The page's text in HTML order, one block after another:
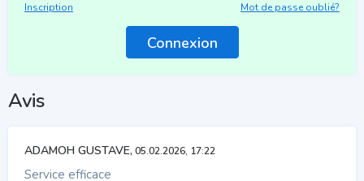
Inscription Mot de passe oublié?
Avis
ADAMOH GUSTAVE, 05.02.2026, 17:22
Service efficace